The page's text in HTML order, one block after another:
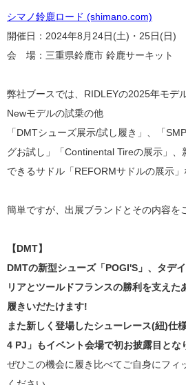
シマノ鈴鹿ロード (shimano.com)
開催日：2024年8月24日(土)・25日(日)
会 場：三重県鈴鹿市 鈴鹿サーキット
弊社ブースでは、RIDLEYの2025年モデ
Newモデルの試乗の他
「DMTシューズ展示/試し履き」、「
グお試し」「Continental Tireの展示」、
できるサドル「REFORMサドルの展示」
簡単ですが、出展ブランドとその内容を
【DMT】
DMTの新型シューズ「POGI'S」、タデ
リアとツールドフランスの勝利を支えた
履きいだたけます!
また新しく登場したシューレース(紐)仕
4 PJ」もイベント会場で初お披露目とな
ぜひこの機会に履き比べてご自身にフィ